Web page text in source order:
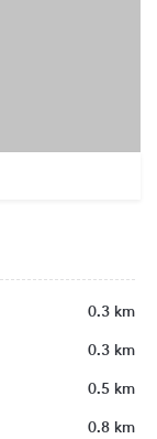
0.3 km
0.3 km
0.5 km
0.8 km